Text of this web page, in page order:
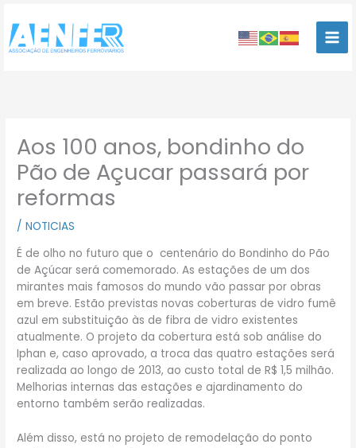
para
conteúdo
Aos 100 anos, bondinho do
Pão de Açucar passará por
reformas
/NOTICIAS
É de olho no futuro que o centenário do Bondinho do Pão
de Açúcar será comemorado. As estações de um dos
mirantes mais famosos do mundo vão passar por obras
em breve. Estão previstas novas coberturas de vidro fumê
azul em substituição às de fibra de vidro existentes
atualmente. O projeto da cobertura está sob análise do
Iphan e, caso aprovado, a troca das quatro estações será
realizada ao longo de 2013, ao custo total de R$ 1,5 milhão.
Melhorias internas das estações e ajardinamento do
entorno também serão realizadas.
Além disso, está no projeto de remodelação do ponto